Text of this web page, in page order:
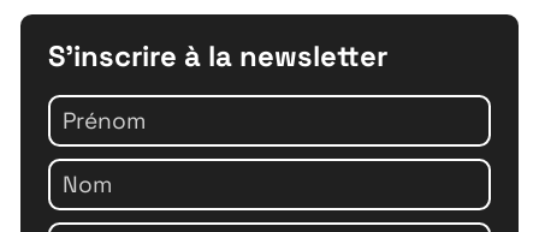
S'inscrire à la newsletter